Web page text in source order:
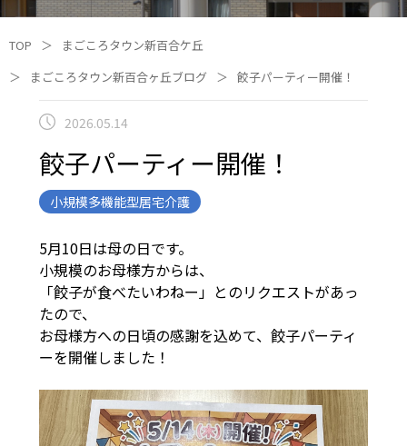
TOP ＞
まごころタウン新百合ケ丘
＞
まごころタウン新百合ヶ丘ブログ ＞ 餃子パーティー開催！
2026.05.14
餃子パーティー開催！
小規模多機能型居宅介護
5月10日は母の日です。
小規模のお母様方からは、
「餃子が食べたいわねー」とのリクエストがあっ
たので、
お母様方への日頃の感謝を込めて、餃子パーティ
ーを開催しました！